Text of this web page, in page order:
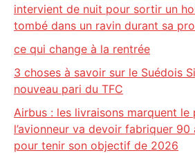
intervient de nuit pour sortir un
tombé dans un ravin durant sa
ce qui change à la rentrée
3 choses à savoir sur le Suédois
nouveau pari du TFC
Airbus : les livraisons marquent le
l’avionneur va devoir fabriquer
pour tenir son objectif de 2026